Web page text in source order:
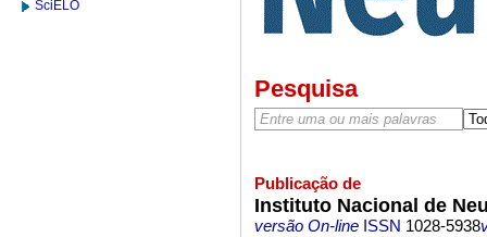
SciELO
Pesquisa
Publicação de
Instituto Nacional de
versão On-lineISSN 1028-5938